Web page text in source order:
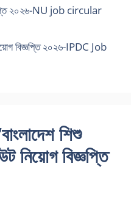
২০২৬-NU job circular
বিজ্ঞপ্তি ২০২৬-IPDC Job
শিশু
নিয়োগ বিজ্ঞপ্তি